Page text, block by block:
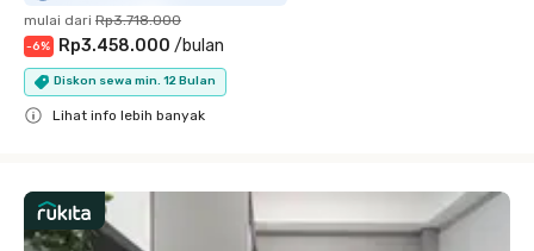
mulai dari Rp3.718.000
-6% Rp3.458.000 /bulan
Diskon sewa min. 12 Bulan
Lihat info lebih banyak